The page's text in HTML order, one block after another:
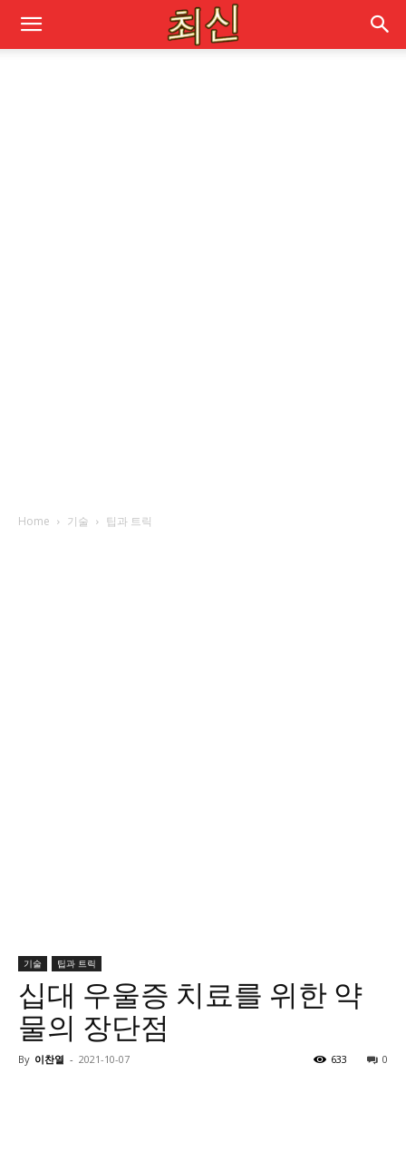
Home 기술 팁과 트릭
기술 팁과 트릭
십대 우울증 치료를 위한 약
물의 장단점
By 이찬열 - 2021-10-07 0
633